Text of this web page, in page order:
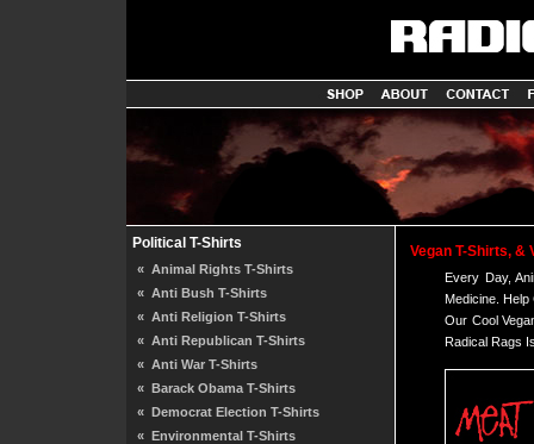
Political T-Shirts
« Animal Rights T-Shirts
« Anti Bush T-Shirts
« Anti Religion T-Shirts
« Anti Republican T-Shirts
« Anti War T-Shirts
« Barack Obama T-Shirts
« Democrat Election T-Shirts
« Environmental T-Shirts
Vegan T-Shirts, &
Every Day,
Medicine.
Our Cool
Radical Rags